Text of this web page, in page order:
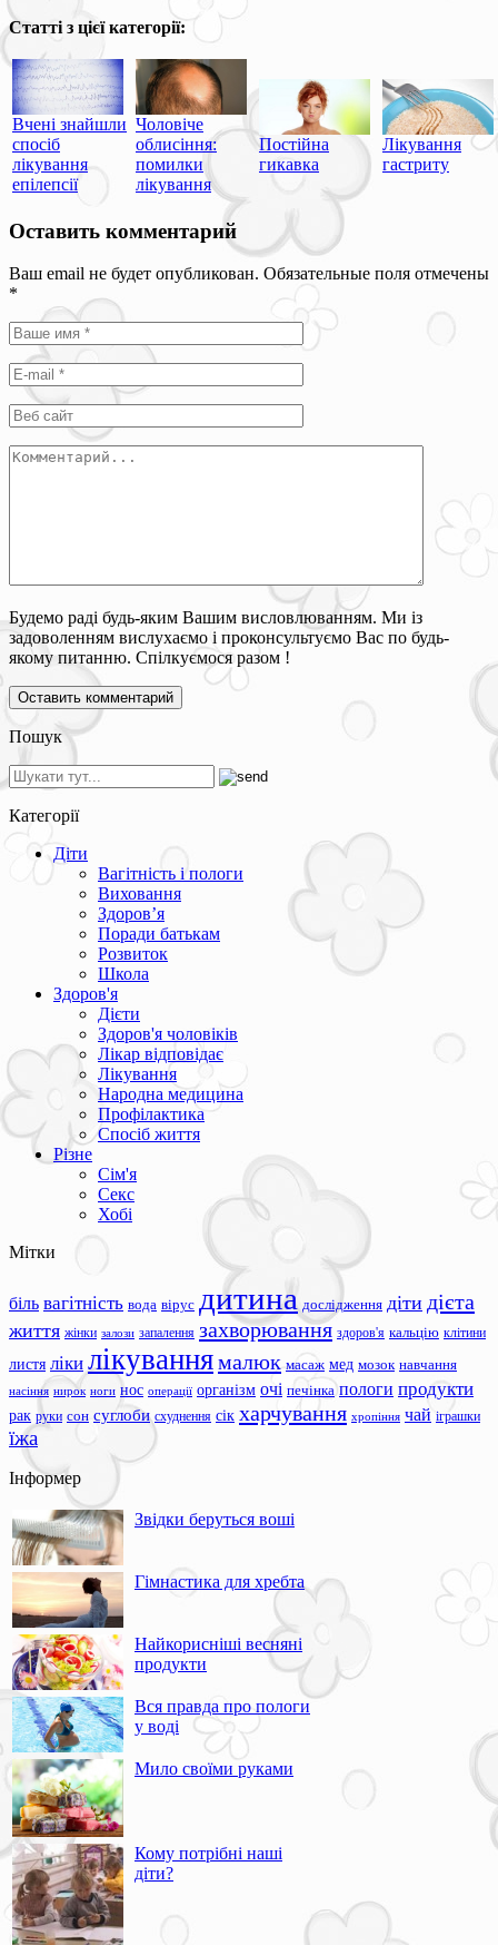
Статті з цієї категорії:
Вчені знайшли
спосіб
лікування
епілепсії
Чоловіче
облисіння:
помилки
лікування
Постійна
гикавка
Лікування
гастриту
Оставить комментарий
Ваш email не будет опубликован. Обязательные поля отмечены
*
Будемо раді будь-яким Вашим висловлюванням. Ми із
задоволенням вислухаємо і проконсультуємо Вас по будь-
якому питанню. Спілкуємося разом !
Пошук
Категорії
Діти
Вагітність і пологи
Виховання
Здоров’я
Поради батькам
Розвиток
Школа
Здоров'я
Дієти
Здоров'я чоловіків
Лікар відповідає
Лікування
Народна медицина
Профілактика
Спосіб життя
Різне
Сім'я
Секс
Хобі
Мітки
біль вагітність вода вірус дитина дослідження діти дієта
життя жінки залози запалення захворювання здоров'я кальцію клітини
листя ліки лікуваннямалюк масаж мед мозок навчання
насіння нирок ноги нос операції організм очі печінка пологи продукти
рак руки сон суглоби схуднення сік харчування хропіння чай іграшки
їжа
Інформер
Звідки беруться воші
Гімнастика для хребта
Найкорисніші весняні
продукти
Вся правда про пологи
у воді
Мило своїми руками
Кому потрібні наші
діти?